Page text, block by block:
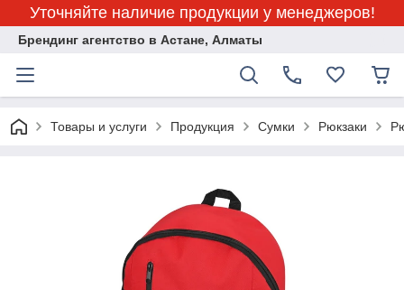
Уточняйте наличие продукции у менеджеров!
Брендинг агентство в Астане, Алматы
Товары и услуги Продукция Сумки Рюкзаки